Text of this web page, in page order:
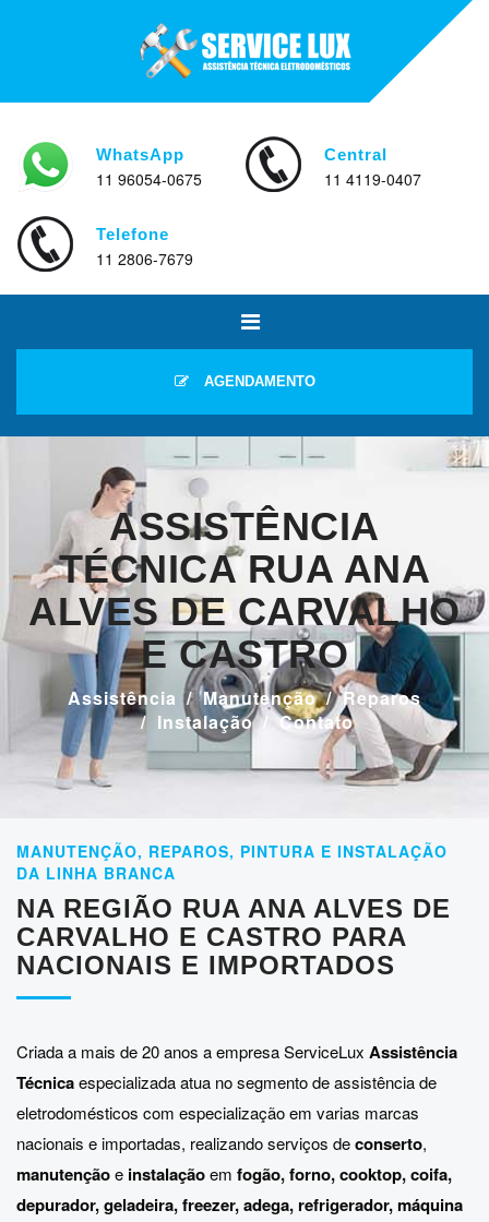
WhatsApp
11 96054-0675
Central
11 4119-0407
Telefone
11 2806-7679
AGENDAMENTO
ASSISTÊNCIA
TÉCNICA RUA ANA
ALVES DE CARVALHO
E CASTRO
Assistência Manutenção
Reparos
Instalação
Contato
MANUTENÇÃO, REPAROS, PINTURA E INSTALAÇÃO
DA LINHA BRANCA
NA REGIÃO RUA ANA ALVES DE
CARVALHO E CASTRO PARA
NACIONAIS E IMPORTADOS
Criada a mais de 20 anos a empresa ServiceLux Assistência
Técnicaespecializada atua no segmento de assistência de
eletrodomésticos com especialização em varias marcas
nacionais e importadas, realizando serviços deconserto,
manutençãoe instalaçãoem fogão, forno, cooktop, coifa,
depurador, geladeira, freezer, adega, refrigerador, máquina